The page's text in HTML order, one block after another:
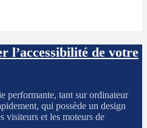
l’accessibilité de votre
performante, tant sur ordinateur
qui possède un design
visiteurs et les moteurs de